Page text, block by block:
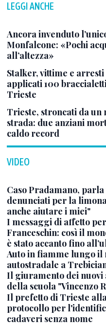
LEGGI ANCHE
Ancora invenduto
Monfalcone: «Pochi
all’altezza»
Stalker, vittime e
applicati 100
Trieste
Trieste, stroncati da un
strada: due anziani
caldo record
VIDEO
Caso Pradamano,
denunciati per la
anche aiutare i miei"
I messaggi di affetto
Franceschin: così il
è stato accanto fino
Auto in fiamme lungo il
autostradale a
Il giuramento dei nuovi
della scuola "Vincenzo
Il prefetto di Trieste
protocollo per
cadaveri senza nome